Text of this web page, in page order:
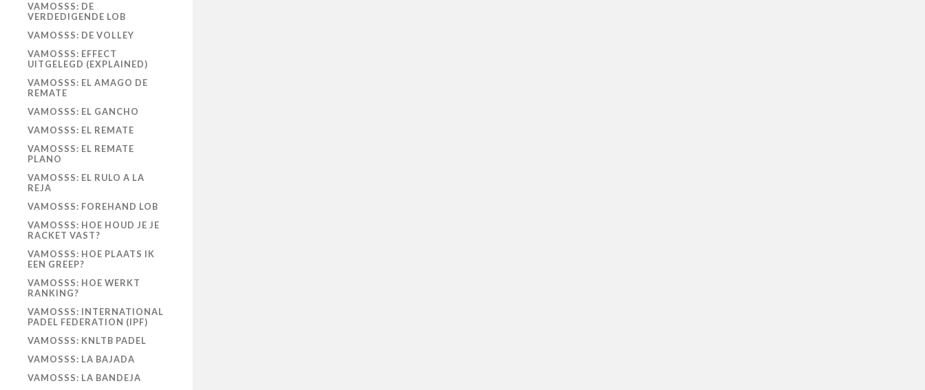
VAMOSSS: DE
VERDEDIGENDE LOB
VAMOSSS: DE VOLLEY
VAMOSSS: EFFECT
UITGELEGD (EXPLAINED)
VAMOSSS: EL AMAGO DE
REMATE
VAMOSSS: EL GANCHO
VAMOSSS: EL REMATE
VAMOSSS: EL REMATE
PLANO
VAMOSSS: EL RULO A LA
REJA
VAMOSSS: FOREHAND LOB
VAMOSSS: HOE HOUD JE JE
RACKET VAST?
VAMOSSS: HOE PLAATS IK
EEN GREEP?
VAMOSSS: HOE WERKT
RANKING?
VAMOSSS: INTERNATIONAL
PADEL FEDERATION (IPF)
VAMOSSS: KNLTB PADEL
VAMOSSS: LA BAJADA
VAMOSSS: LA BANDEJA